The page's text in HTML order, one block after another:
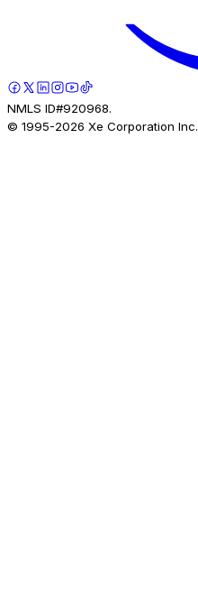
NMLS ID#920968.
© 1995-2026 Xe Corporation Inc.